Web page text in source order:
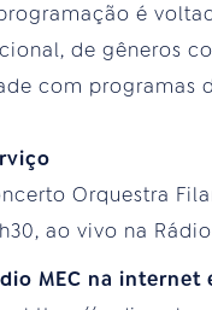
é
de gêneros
com programas
Orquestra
ao vivo na Rádio
MEC na internet